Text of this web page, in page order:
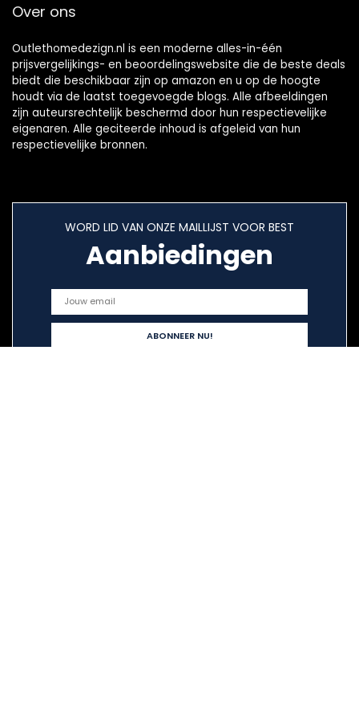
Over ons
Outlethomedezign.nl is een moderne alles-in-één
prijsvergelijkings- en beoordelingswebsite die de beste deals
biedt die beschikbaar zijn op amazon en u op de hoogte
houdt via de laatst toegevoegde blogs. Alle afbeeldingen
zijn auteursrechtelijk beschermd door hun respectievelijke
eigenaren. Alle geciteerde inhoud is afgeleid van hun
respectievelijke bronnen.
WORD LID VAN ONZE MAILLIJST VOOR BEST
Aanbiedingen